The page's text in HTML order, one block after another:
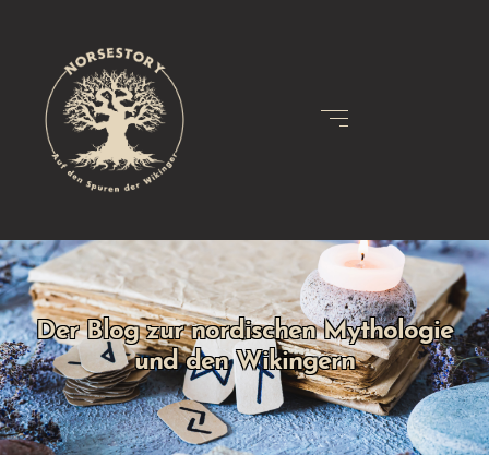
Der Blog zur nordischen Mythologie
und den Wikingern